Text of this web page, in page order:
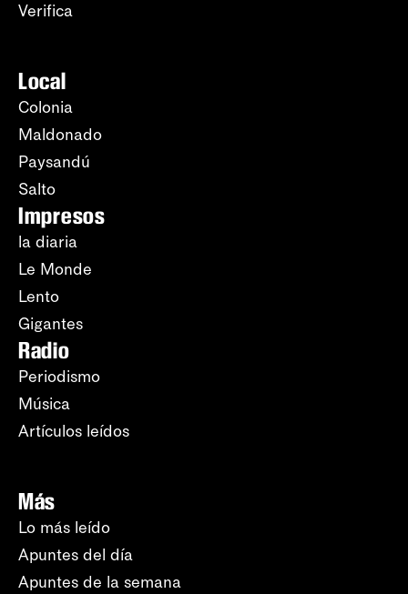
Verifica
Local
Colonia
Maldonado
Paysandú
Salto
Impresos
la diaria
Le Monde
Lento
Gigantes
Radio
Periodismo
Música
Artículos leídos
Más
Lo más leído
Apuntes del día
Apuntes de la semana